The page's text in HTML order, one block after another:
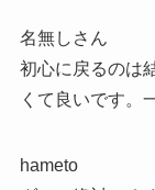
名無しさん
初心に戻るのは
くて良いです。
hameto